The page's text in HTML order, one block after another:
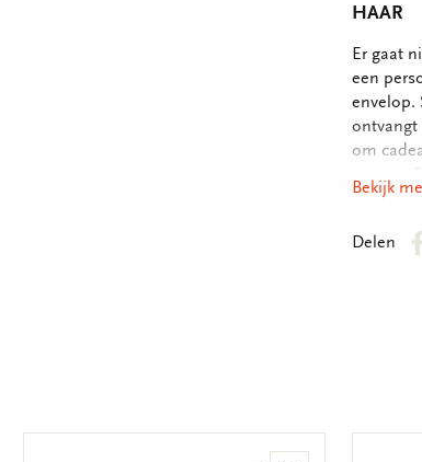
HAAR
Er gaat
een
envelop.
ontvangt
om
cm met
Bekijk
Delen